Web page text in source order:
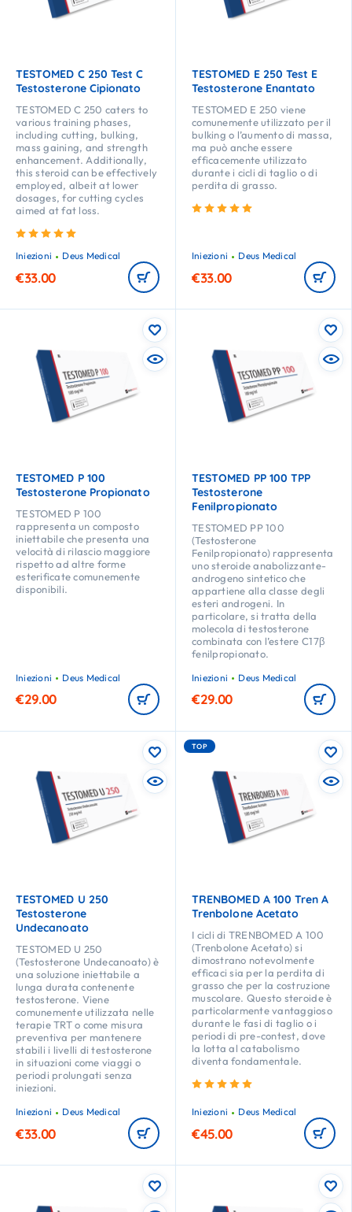
TESTOMED C 250 Test C
Testosterone Cipionato
TESTOMED C 250 caters to
various training phases,
including cutting, bulking,
mass gaining, and strength
enhancement. Additionally,
this steroid can be effectively
employed, albeit at lower
dosages, for cutting cycles
aimed at fat loss.
Iniezioni
Deus Medical
€33.00
TESTOMED E 250 Test E
Testosterone Enantato
TESTOMED E 250 viene
comunemente utilizzato per il
bulking o l’aumento di massa,
ma può anche essere
efficacemente utilizzato
durante i cicli di taglio o di
perdita di grasso.
Iniezioni Deus Medical
€33.00
TESTOMED P 100
Testosterone Propionato
TESTOMED P 100
rappresenta un composto
iniettabile che presenta una
velocità di rilascio maggiore
rispetto ad altre forme
esterificate comunemente
disponibili.
Iniezioni Deus Medical
€29.00
TESTOMED PP 100 TPP
Testosterone
Fenilpropionato
TESTOMED PP 100
(Testosterone
Fenilpropionato) rappresenta
uno steroide anabolizzante-
androgeno sintetico che
appartiene alla classe degli
esteri androgeni. In
particolare, si tratta della
molecola di testosterone
combinata con l’estere C17β
fenilpropionato.
Iniezioni Deus Medical
€29.00
TESTOMED U 250
Testosterone
Undecanoato
TESTOMED U 250
(Testosterone Undecanoato) è
una soluzione iniettabile a
lunga durata contenente
testosterone. Viene
comunemente utilizzata nelle
terapie TRT o come misura
preventiva per mantenere
stabili i livelli di testosterone
in situazioni come viaggi o
periodi prolungati senza
iniezioni.
Iniezioni Deus Medical
€33.00
TOP
TRENBOMED A 100 Tren A
Trenbolone Acetato
I cicli di TRENBOMED A 100
(Trenbolone Acetato) si
dimostrano notevolmente
efficaci sia per la perdita di
grasso che per la costruzione
muscolare. Questo steroide è
particolarmente vantaggioso
durante le fasi di taglio o i
periodi di pre-contest, dove
la lotta al catabolismo
diventa fondamentale.
Iniezioni Deus Medical
€45.00